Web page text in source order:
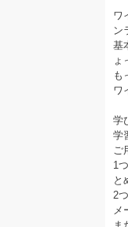
ワ
ン
基
も
ワ
学
学
ご
1
と
2
メ